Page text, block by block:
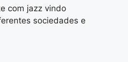
com jazz vindo
sociedades e